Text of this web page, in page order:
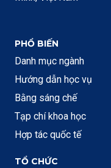
PHỔ BIẾN
Danh mục ngành
Hướng dẫn học vụ
Bằng sáng chế
Tạp chí khoa học
Hợp tác quốc tế
TỔ CHỨC